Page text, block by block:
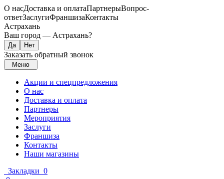
О насДоставка и оплатаПартнерыВопрос-
ответЗаслугиФраншизаКонтакты
Астрахань
Ваш город — Астрахань?
Заказать обратный звонок
Меню
Акции и спецпредложения
О нас
Доставка и оплата
Партнеры
Мероприятия
Заслуги
Франшиза
Контакты
Наши магазины
Закладки 0